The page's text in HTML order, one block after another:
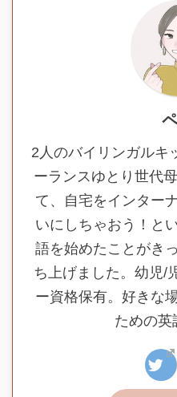
2人のバイリンガルキ
ーランスゆとり世代
て、自宅をインター
いにしちゃおう！と
語を始めたことがき
ち上げました。幼児/
ー資格保有。好きな
ための英